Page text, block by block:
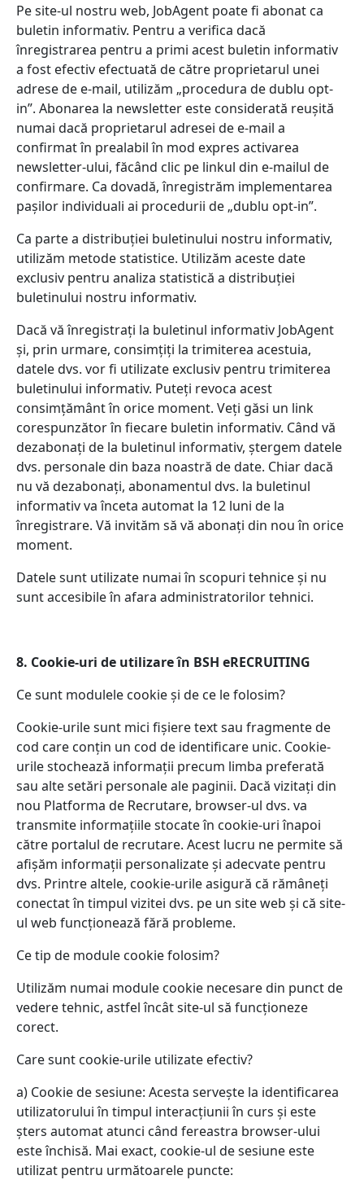
Pe site-ul nostru web, JobAgent poate fi abonat ca
buletin informativ. Pentru a verifica dacă
înregistrarea pentru a primi acest buletin informativ
a fost efectiv efectuată de către proprietarul unei
adrese de e-mail, utilizăm „procedura de dublu opt-
in”. Abonarea la newsletter este considerată reușită
numai dacă proprietarul adresei de e-mail a
confirmat în prealabil în mod expres activarea
newsletter-ului, făcând clic pe linkul din e-mailul de
confirmare. Ca dovadă, înregistrăm implementarea
pașilor individuali ai procedurii de „dublu opt-in”.
Ca parte a distribuției buletinului nostru informativ,
utilizăm metode statistice. Utilizăm aceste date
exclusiv pentru analiza statistică a distribuției
buletinului nostru informativ.
Dacă vă înregistrați la buletinul informativ JobAgent
și, prin urmare, consimțiți la trimiterea acestuia,
datele dvs. vor fi utilizate exclusiv pentru trimiterea
buletinului informativ. Puteți revoca acest
consimțământ în orice moment. Veți găsi un link
corespunzător în fiecare buletin informativ. Când vă
dezabonați de la buletinul informativ, ștergem datele
dvs. personale din baza noastră de date. Chiar dacă
nu vă dezabonați, abonamentul dvs. la buletinul
informativ va înceta automat la 12 luni de la
înregistrare. Vă invităm să vă abonați din nou în orice
moment.
Datele sunt utilizate numai în scopuri tehnice și nu
sunt accesibile în afara administratorilor tehnici.
8. Cookie-uri de utilizare în BSH eRECRUITING
Ce sunt modulele cookie și de ce le folosim?
Cookie-urile sunt mici fișiere text sau fragmente de
cod care conțin un cod de identificare unic. Cookie-
urile stochează informații precum limba preferată
sau alte setări personale ale paginii. Dacă vizitați din
nou Platforma de Recrutare, browser-ul dvs. va
transmite informațiile stocate în cookie-uri înapoi
către portalul de recrutare. Acest lucru ne permite să
afișăm informații personalizate și adecvate pentru
dvs. Printre altele, cookie-urile asigură că rămâneți
conectat în timpul vizitei dvs. pe un site web și că site-
ul web funcționează fără probleme.
Ce tip de module cookie folosim?
Utilizăm numai module cookie necesare din punct de
vedere tehnic, astfel încât site-ul să funcționeze
corect.
Care sunt cookie-urile utilizate efectiv?
a) Cookie de sesiune: Acesta servește la identificarea
utilizatorului în timpul interacțiunii în curs și este
șters automat atunci când fereastra browser-ului
este închisă. Mai exact, cookie-ul de sesiune este
utilizat pentru următoarele puncte: